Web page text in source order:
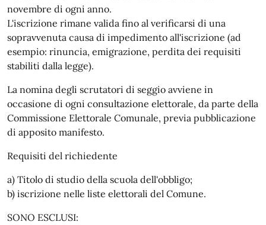
novembre di ogni anno.
L'iscrizione rimane valida fino al verificarsi di una
sopravvenuta causa di impedimento all'iscrizione (ad
esempio: rinuncia, emigrazione, perdita dei requisiti
stabiliti dalla legge).
La nomina degli scrutatori di seggio avviene in
occasione di ogni consultazione elettorale, da parte della
Commissione Elettorale Comunale, previa pubblicazione
di apposito manifesto.
Requisiti del richiedente
a) Titolo di studio della scuola dell'obbligo;
b) iscrizione nelle liste elettorali del Comune.
SONO ESCLUSI: